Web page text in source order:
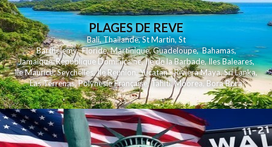
PLAGES DE REVE
Bali,Thailande,St Martin,St
Barthelemy,Floride,Martinique,Guadeloupe,Bahamas,
Jamaique,Republique Dominicaine,Ile de la Barbade,Iles Baleares,
Ile Maurice,Seychelles,Ile Reunion ,Yucatan - Riviera Maya,Sri Lanka,
Las Terrenas,Polynesie Française,Tahiti,Moorea, Bora Bora